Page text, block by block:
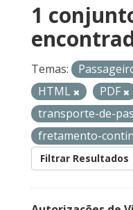
1
Temas:
HTML
PDF
transporte-de-
fretamento-
Filtrar Resultados